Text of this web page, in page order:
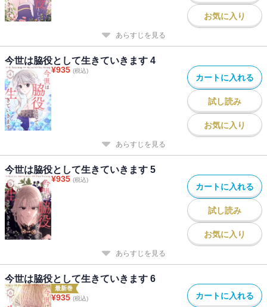
お気に入り
あらすじを見る
今世は脇役として生きていきます 4
¥935 (税込)
カートに入れる
試し読み
お気に入り
あらすじを見る
今世は脇役として生きていきます 5
¥935 (税込)
カートに入れる
試し読み
お気に入り
あらすじを見る
今世は脇役として生きていきます 6
最新巻
¥935 (税込) カートに入れる